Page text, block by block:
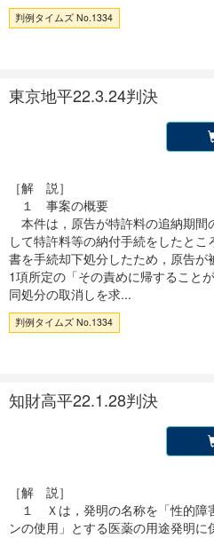
判例タイムズ No.1334
東京地平22.3.24判決
［解 説］
１ 事案の概要
本件は，原告が特許料の追納期間
して特許料等の納付手続をしたと
書を手続却下処分したため，原告
1項所定の「その責めに帰すること
同処分の取消しを求...
判例タイムズ No.1334
知財高平22.1.28判決
［解 説］
１ Ｘは，発明の名称を「性的障
ンの使用」とする医薬の用途発明に